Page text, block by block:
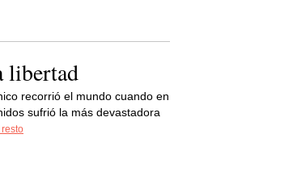
libertad
recorrió el mundo cuando en
sufrió la más devastadora
resto